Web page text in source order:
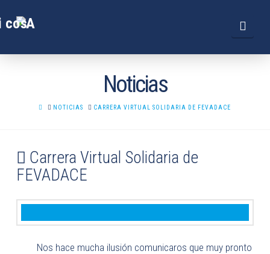
Noticias
HOMENOTICIAS CARRERA VIRTUAL SOLIDARIA DE FEVADACE
Carrera Virtual Solidaria de
FEVADACE
Nos hace mucha ilusión comunicaros que muy pronto